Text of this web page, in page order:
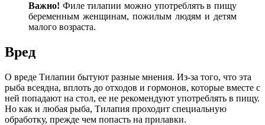
Важно! Филе тилапии можно употреблять в пищу
беременным женщинам, пожилым людям и детям
малого возраста.
Вред
О вреде Тилапии бытуют разные мнения. Из-за того, что эта
рыба всеядна, вплоть до отходов и гормонов, которые вместе с
ней попадают на стол, ее не рекомендуют употреблять в пищу.
Но как и любая рыба, Тилапия проходит специальную
обработку, прежде чем попасть на прилавки.